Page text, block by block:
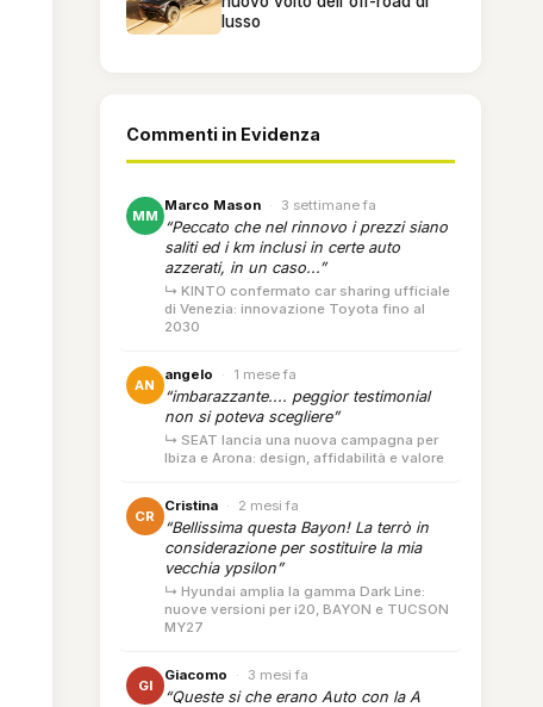
lusso
Commenti in Evidenza
MM
Marco Mason · 3 settimane fa
“Peccato che nel rinnovo i prezzi siano
saliti ed i km inclusi in certe auto
azzerati, in un caso...”
↳ KINTO confermato car sharing ufficiale
di Venezia: innovazione Toyota fino al
2030
AN
angelo · 1 mese fa
“imbarazzante.... peggior testimonial
non si poteva scegliere”
↳ SEAT lancia una nuova campagna per
Ibiza e Arona: design, affidabilità e valore
CR
Cristina · 2 mesi fa
“Bellissima questa Bayon! La terrò in
considerazione per sostituire la mia
vecchia ypsilon”
↳ Hyundai amplia la gamma Dark Line:
nuove versioni per i20, BAYON e TUCSON
MY27
GI
Giacomo · 3 mesi fa
“Queste si che erano Auto con la A